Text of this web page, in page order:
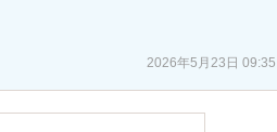
2026年5月23日 09:35